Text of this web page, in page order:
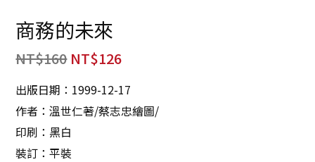
商務的未來
NT$160 NT$126
出版日期：1999-12-17
作者：溫世仁著/蔡志忠繪圖/
印刷：黑白
裝訂：平裝